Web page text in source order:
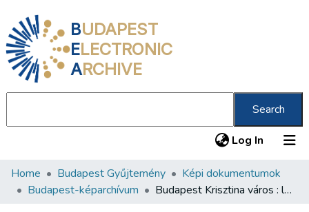
BUDAPEST
ELECTRONIC
ARCHIVE
Search
Log In (current)
Communities & Collections
Home Budapest Gyűjtemény
Képi dokumentumok
Budapest-képarchívum
Budapest Krisztina város : levelező lap